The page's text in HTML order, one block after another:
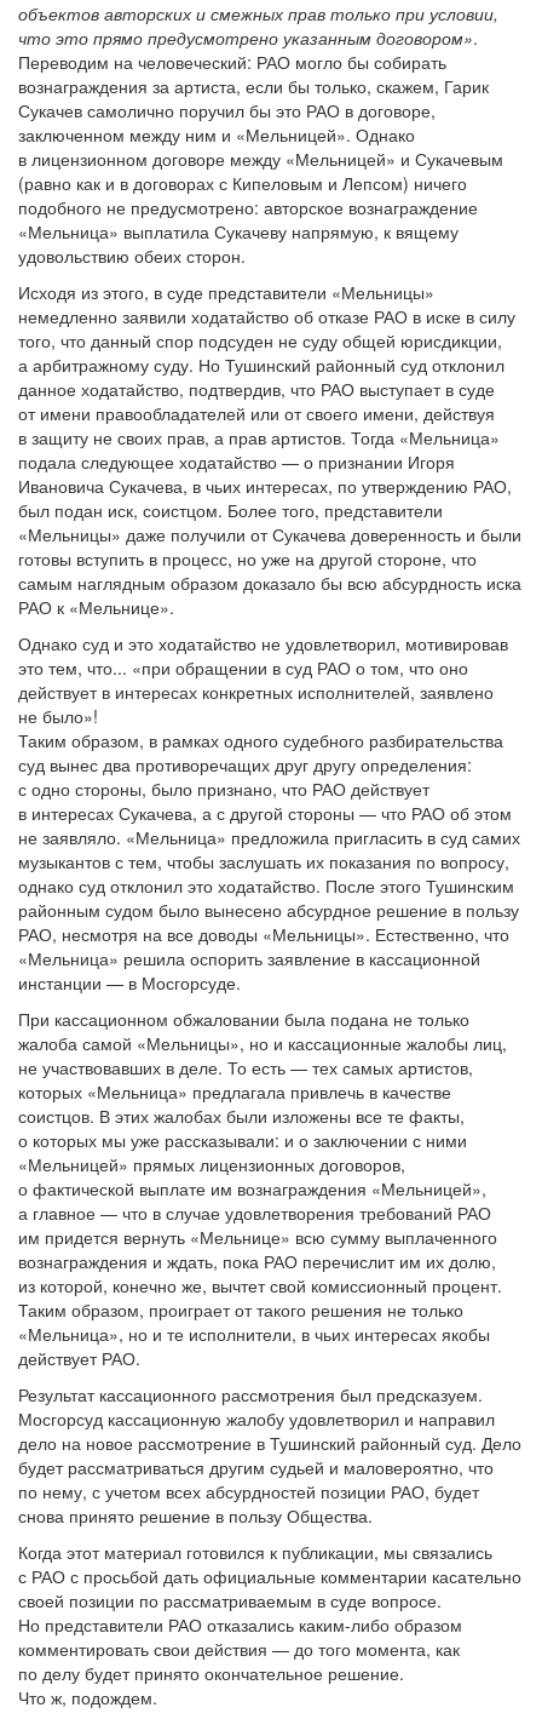
объектов авторских и смежных прав только при условии,
что это прямо предусмотрено указанным договором».
Переводим на человеческий: РАО могло бы собирать
вознаграждения за артиста, если бы только, скажем, Гарик
Сукачев самолично поручил бы это РАО в договоре,
заключенном между ним и «Мельницей». Однако
в лицензионном договоре между «Мельницей» и Сукачевым
(равно как и в договорах с Кипеловым и Лепсом) ничего
подобного не предусмотрено: авторское вознаграждение
«Мельница» выплатила Сукачеву напрямую, к вящему
удовольствию обеих сторон.
Исходя из этого, в суде представители «Мельницы»
немедленно заявили ходатайство об отказе РАО в иске в силу
того, что данный спор подсуден не суду общей юрисдикции,
а арбитражному суду. Но Тушинский районный суд отклонил
данное ходатайство, подтвердив, что РАО выступает в суде
от имени правообладателей или от своего имени, действуя
в защиту не своих прав, а прав артистов. Тогда «Мельница»
подала следующее ходатайство — о признании Игоря
Ивановича Сукачева, в чьих интересах, по утверждению РАО,
был подан иск, соистцом. Более того, представители
«Мельницы» даже получили от Сукачева доверенность и были
готовы вступить в процесс, но уже на другой стороне, что
самым наглядным образом доказало бы всю абсурдность иска
РАО к «Мельнице».
Однако суд и это ходатайство не удовлетворил, мотивировав
это тем, что... «при обращении в суд РАО о том, что оно
действует в интересах конкретных исполнителей, заявлено
не было»!
Таким образом, в рамках одного судебного разбирательства
суд вынес два противоречащих друг другу определения:
с одно стороны, было признано, что РАО действует
в интересах Сукачева, а с другой стороны — что РАО об этом
не заявляло. «Мельница» предложила пригласить в суд самих
музыкантов с тем, чтобы заслушать их показания по вопросу,
однако суд отклонил это ходатайство. После этого Тушинским
районным судом было вынесено абсурдное решение в пользу
РАО, несмотря на все доводы «Мельницы». Естественно, что
«Мельница» решила оспорить заявление в кассационной
инстанции — в Мосгорсуде.
При кассационном обжаловании была подана не только
жалоба самой «Мельницы», но и кассационные жалобы лиц,
не участвовавших в деле. То есть — тех самых артистов,
которых «Мельница» предлагала привлечь в качестве
соистцов. В этих жалобах были изложены все те факты,
о которых мы уже рассказывали: и о заключении с ними
«Мельницей» прямых лицензионных договоров,
о фактической выплате им вознаграждения «Мельницей»,
а главное — что в случае удовлетворения требований РАО
им придется вернуть «Мельнице» всю сумму выплаченного
вознаграждения и ждать, пока РАО перечислит им их долю,
из которой, конечно же, вычтет свой комиссионный процент.
Таким образом, проиграет от такого решения не только
«Мельница», но и те исполнители, в чьих интересах якобы
действует РАО.
Результат кассационного рассмотрения был предсказуем.
Мосгорсуд кассационную жалобу удовлетворил и направил
дело на новое рассмотрение в Тушинский районный суд. Дело
будет рассматриваться другим судьей и маловероятно, что
по нему, с учетом всех абсурдностей позиции РАО, будет
снова принято решение в пользу Общества.
Когда этот материал готовился к публикации, мы связались
с РАО с просьбой дать официальные комментарии касательно
своей позиции по рассматриваемым в суде вопросе.
Но представители РАО отказались каким-либо образом
комментировать свои действия — до того момента, как
по делу будет принято окончательное решение.
Что ж, подождем.